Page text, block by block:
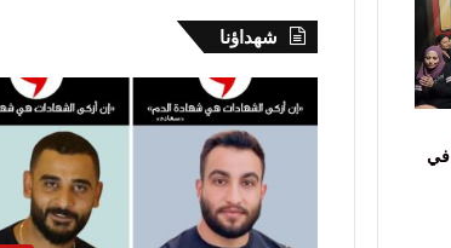
في
شهداؤنا